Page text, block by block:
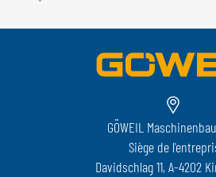
GÖWEIL
Siège de
Davidschlag 11, A-4202